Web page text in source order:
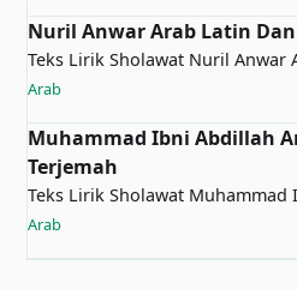
Nuril Anwar Arab Latin
Teks Lirik Sholawat Nuril Anwar
Arab
Muhammad Ibni Abdillah
Terjemah
Teks Lirik Sholawat
dan Terjemahan…
Arab